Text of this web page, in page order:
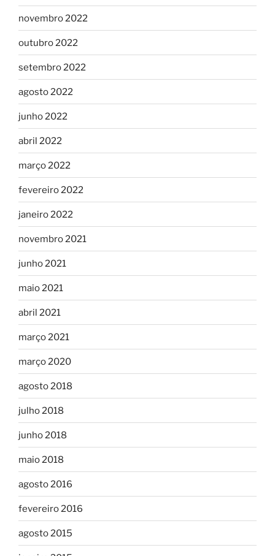
novembro 2022
outubro 2022
setembro 2022
agosto 2022
junho 2022
abril 2022
março 2022
fevereiro 2022
janeiro 2022
novembro 2021
junho 2021
maio 2021
abril 2021
março 2021
março 2020
agosto 2018
julho 2018
junho 2018
maio 2018
agosto 2016
fevereiro 2016
agosto 2015